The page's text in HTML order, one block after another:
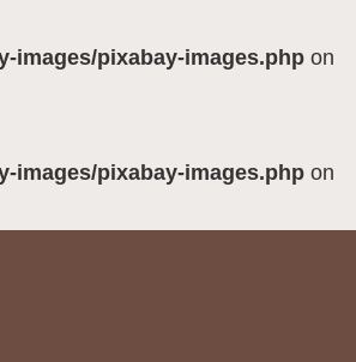
images/pixabay-images.php on
images/pixabay-images.php on